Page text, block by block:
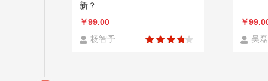
新？
￥99.00
杨智予
￥
吴磊